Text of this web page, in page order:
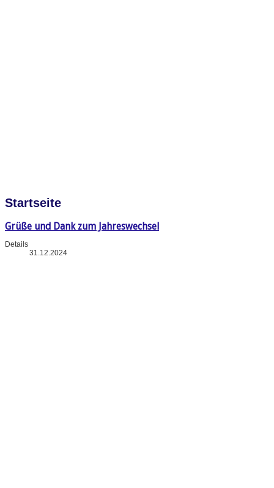
Startseite
Grüße und Dank zum Jahreswechsel
Details
31.12.2024